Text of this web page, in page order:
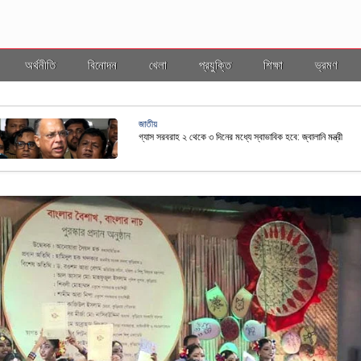
অর্থনীতি বিনোদন খেলা প্রযুক্তি শিক্ষা ভ্রমণ
আওতায় আনতে নতুন নীতিমালা প্রণয়ন